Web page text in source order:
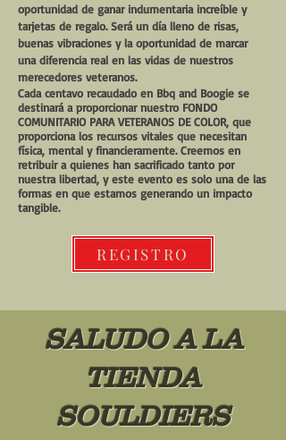
oportunidad de ganar indumentaria increíble y
tarjetas de regalo. Será un día lleno de risas,
buenas vibraciones y la oportunidad de marcar
una diferencia real en las vidas de nuestros
merecedores veteranos.
Cada centavo recaudado en Bbq and Boogie se
destinará a proporcionar nuestro FONDO
COMUNITARIO PARA VETERANOS DE COLOR, que
proporciona los recursos vitales que necesitan
física, mental y financieramente. Creemos en
retribuir a quienes han sacrificado tanto por
nuestra libertad, y este evento es solo una de las
formas en que estamos generando un impacto
tangible.
REGISTRO
SALUDO A LA
TIENDA
SOULDIERS